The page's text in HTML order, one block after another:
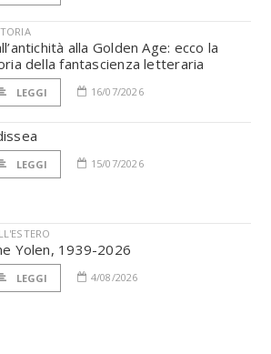
alla Golden Age: ecco la
della fantascienza letteraria
LEGGI 16/07/2026
LEGGI 15/07/2026
Yolen, 1939-2026
LEGGI 4/08/2026